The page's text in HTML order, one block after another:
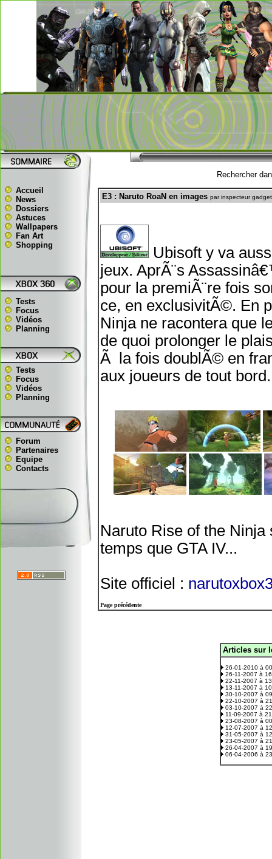
Accueil
News
Dossiers
Astuces
Wallpapers
Fan Art
Shopping
Tests
Focus
Vidéos
Planning
Tests
Focus
Vidéos
Planning
Forum
Partenaires
Equipe
Contacts
Rechercher
E3 : Naruto RoaN en images par inspecteur gadget
Ubisoft y va
jeux. AprÃ¨s
pour la premiÃ¨re fois
ce, en exclusivitÃ©. En
Ninja ne racontera que
de quoi prolonger le
Ã la fois doublÃ© en
aux joueurs de tout
Naruto Rise of the Ninja
temps que GTA IV...
Site officiel :
Page précédente
Articles sur
26-01-2010 à
26-11-2007 à
22-11-2007 à
13-11-2007 à
30-10-2007 à
22-10-2007 à
03-10-2007 à
11-09-2007 à
23-08-2007 à
12-07-2007 à
31-05-2007 à
23-05-2007 à
26-04-2007 à
06-04-2006 à